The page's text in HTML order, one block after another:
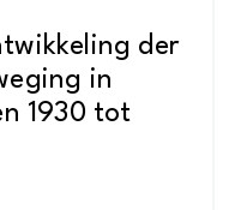
der
in
1930 tot